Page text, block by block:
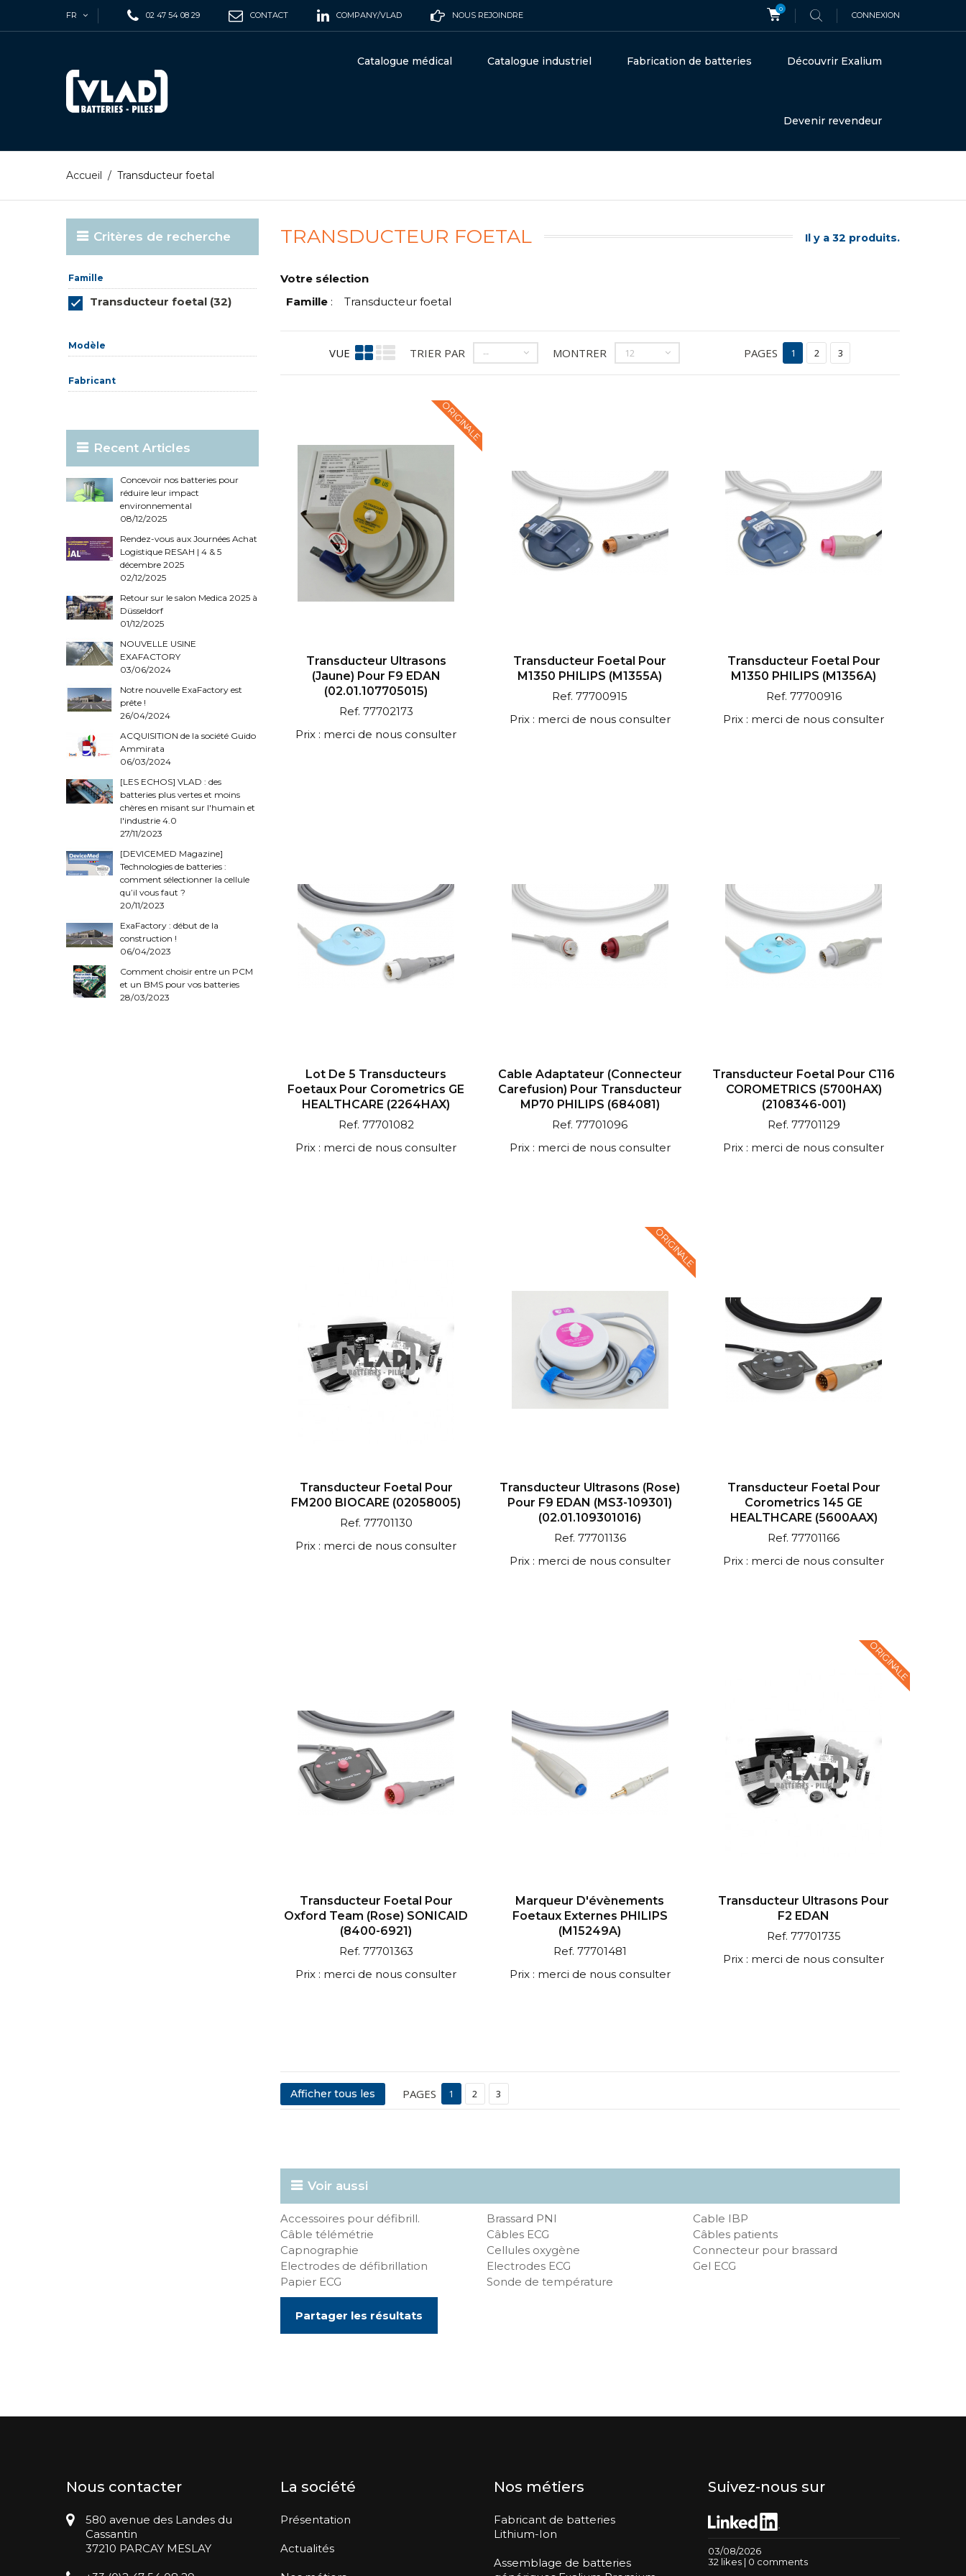
FR 02 47 54 08 29 CONTACT COMPANY/VLAD NOUS REJOINDRE
0
CONNEXION
Catalogue médical Catalogue industriel Fabrication de batteries Découvrir Exalium
Devenir revendeur
Accueil / Transducteur foetal
Critères de recherche
Famille
Transducteur foetal (32)
Modèle
Fabricant
Recent Articles
Concevoir nos batteries pour
réduire leur impact
environnemental
08/12/2025
Rendez-vous aux Journées Achat
Logistique RESAH | 4 & 5
décembre 2025
02/12/2025
Retour sur le salon Medica 2025 à
Düsseldorf
01/12/2025
NOUVELLE USINE
EXAFACTORY
03/06/2024
Notre nouvelle ExaFactory est
prête !
26/04/2024
ACQUISITION de la société Guido
Ammirata
06/03/2024
[LES ECHOS] VLAD : des
batteries plus vertes et moins
chères en misant sur l'humain et
l'industrie 4.0
27/11/2023
[DEVICEMED Magazine]
Technologies de batteries :
comment sélectionner la cellule
qu’il vous faut ?
20/11/2023
ExaFactory : début de la
construction !
06/04/2023
Comment choisir entre un PCM
et un BMS pour vos batteries
28/03/2023
TRANSDUCTEUR FOETAL Il y a 32 produits.
Votre sélection
Famille: Transducteur foetal
VUE TRIER PAR -- MONTRER 12 PAGES 1 2 3
ORIGINALE
Transducteur Ultrasons
(jaune) Pour F9 EDAN
(02.01.107705015)
Ref. 77702173
Prix : merci de nous consulter
Transducteur Foetal Pour
M1350 PHILIPS (M1355A)
Ref. 77700915
Prix : merci de nous consulter
Transducteur Foetal Pour
M1350 PHILIPS (M1356A)
Ref. 77700916
Prix : merci de nous consulter
Lot De 5 Transducteurs
Foetaux Pour Corometrics GE
HEALTHCARE (2264HAX)
Ref. 77701082
Prix : merci de nous consulter
Cable Adaptateur (connecteur
Carefusion) Pour Transducteur
MP70 PHILIPS (684081)
Ref. 77701096
Prix : merci de nous consulter
Transducteur Foetal Pour C116
COROMETRICS (5700HAX)
(2108346-001)
Ref. 77701129
Prix : merci de nous consulter
Transducteur Foetal Pour
FM200 BIOCARE (02058005)
Ref. 77701130
Prix : merci de nous consulter
ORIGINALE
Transducteur Ultrasons (rose)
Pour F9 EDAN (MS3-109301)
(02.01.109301016)
Ref. 77701136
Prix : merci de nous consulter
Transducteur Foetal Pour
Corometrics 145 GE
HEALTHCARE (5600AAX)
Ref. 77701166
Prix : merci de nous consulter
Transducteur Foetal Pour
Oxford Team (rose) SONICAID
(8400-6921)
Ref. 77701363
Prix : merci de nous consulter
Marqueur D'évènements
Foetaux Externes PHILIPS
(M15249A)
Ref. 77701481
Prix : merci de nous consulter
ORIGINALE
Transducteur Ultrasons Pour
F2 EDAN
Ref. 77701735
Prix : merci de nous consulter
Afficher tous les PAGES 1 2 3
Voir aussi
Accessoires pour défibrill. Brassard PNI
Cable IBP
Câble télémétrie
Câbles ECG
Câbles patients
Capnographie
Cellules oxygène
Connecteur pour brassard
Electrodes de défibrillation
Electrodes ECG
Gel ECG
Papier ECG
Sonde de température
Partager les résultats
Nous contacter
580 avenue des Landes du
Cassantin
37210 PARCAY MESLAY
La société
Présentation
Actualités
Nos métiers
Fabricant de batteries
Lithium-Ion
Assemblage de batteries
Suivez-nous sur
03/08/2026
32 likes | 0 comments